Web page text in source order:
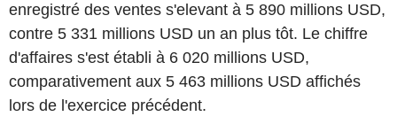
enregistré des ventes s'elevant à 5 890 millions USD,
contre 5 331 millions USD un an plus tôt. Le chiffre
d'affaires s'est établi à 6 020 millions USD,
comparativement aux 5 463 millions USD affichés
lors de l'exercice précédent.